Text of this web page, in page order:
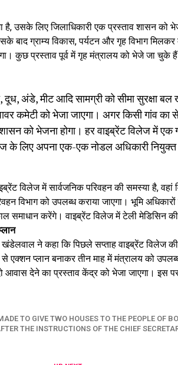
है, उसके लिए जिलाधिकारी एक प्रस्ताव शासन को
बाद ग्राम्य विकास, पर्यटन और गृह विभाग
कुछ प्रस्ताव पूर्व में गृह मंत्रालय को भेजे जा चुके
अंडे, मीट आदि सामग्री को सीमा सुरक्षा
कमेटी को भेजा जाएगा। अगर किसी गांव का
को भेजना होगा। हर वाइब्रेंट विलेज में एक
के लिए अपना एक-एक नोडल अधिकारी नियुक्त
विलेज में सार्वजनिक परिवहन की समस्या है,
विभाग को उपलब्ध कराया जाएगा। भूमि
समाधान करेंगे। वाइब्रेंट विलेज में टेली मेडिसिन की
खंडेलवाल ने कहा कि पिछले सप्ताह वाइब्रेंट विलेज
से एक्शन प्लान बनाकर तीन माह में मंत्रालय को
देने का प्रस्ताव केंद्र को भेजा जाएगा। इस
TO GIVE TWO HOUSES TO THE PEOPLE OF
THE INSTRUCTIONS OF THE CHIEF